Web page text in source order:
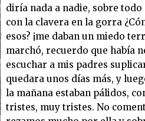
diría nada a nadie, sobre
con la clavera en la gorra
esos? ¡me daban un miedo
marchó, recuerdo que había
escuchar a mis padres
quedara unos días más, y
la mañana estaban pálidos,
tristes, muy tristes. No